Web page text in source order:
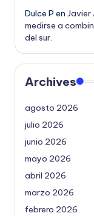
Dulce P en Javier
medirse a
del sur.
Archives
agosto 2026
julio 2026
junio 2026
mayo 2026
abril 2026
marzo 2026
febrero 2026